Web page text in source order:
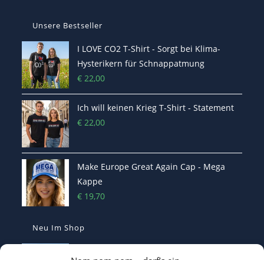
Unsere Bestseller
I LOVE CO2 T-Shirt - Sorgt bei Klima-
Hysterikern für Schnappatmung
€ 22,00
Ich will keinen Krieg T-Shirt - Statement
€ 22,00
Make Europe Great Again Cap - Mega
Kappe
€ 19,70
Neu Im Shop